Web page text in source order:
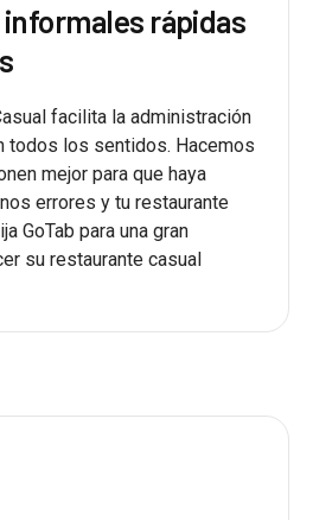
rápidas
facilita la administración
todos los sentidos. Hacemos
mejor para que haya
errores y tu restaurante
GoTab para una gran
su restaurante casual